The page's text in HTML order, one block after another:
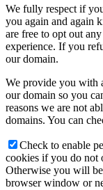
We fully respect if
you again and again
are free to opt out
experience. If you
our domain.
We provide you with
our domain so you
reasons we are not
domains. You can
Check to enable
cookies if you do not
Otherwise you will
browser window or